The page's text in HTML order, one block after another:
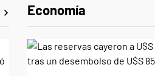
Economía